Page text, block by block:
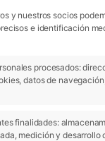
y nuestros socios
e identificación
procesados:
datos de
finalidades:
medición y desarrollo